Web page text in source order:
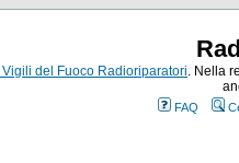
Vigili del Fuoco Radioriparatori. Nella
FAQ